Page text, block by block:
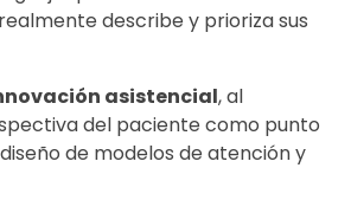
describe y prioriza sus
asistencial, al
del paciente como punto
de modelos de atención y